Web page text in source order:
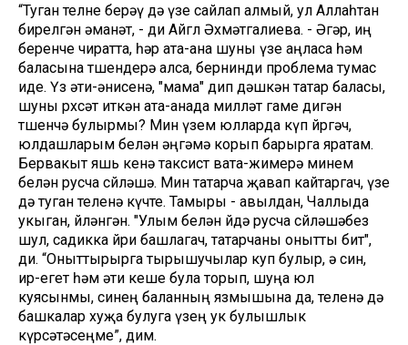
“Туган телне берәү дә үзе сайлап алмый, ул Аллаһтан
бирелгән әманәт, - ди Айгөл Әхмәтгалиева. - Әгәр, иң
беренче чиратта, һәр ата-ана шуны үзе аңласа һәм
баласына төшендерә алса, бернинди проблема тумас
иде. Үз әти-әнисенә, "мама" дип дәшкән татар баласы,
шуны рөхсәт иткән ата-анада милләт гаме дигән
төшенчә булырмы? Мин үзем юлларда күп йөргәч,
юлдашларым белән әңгәмә корып барырга яратам.
Бервакыт яшь кенә таксист вата-жимерә минем
белән русча сөйләшә. Мин татарча җавап кайтаргач, үзе
дә туган теленә күчте. Тамыры - авылдан, Чаллыда
укыган, өйләнгән. "Улым белән өйдә русча сөйләшәбез
шул, садикка йөри башлагач, татарчаны онытты бит",
ди. “Оныттырырга тырышучылар куп булыр, ә син,
ир-егет һәм әти кеше була торып, шуңа юл
куясынмы, синең баланның язмышына да, теленә дә
башкалар хуҗа булуга үзең ук булышлык
күрсәтәсеңме”, дим.